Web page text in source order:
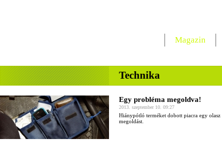
Magazin
Technika
Egy probléma megoldva!
2013. szeptember 10. 09:27
Hiánypótló terméket dobott piacra egy
megoldást.